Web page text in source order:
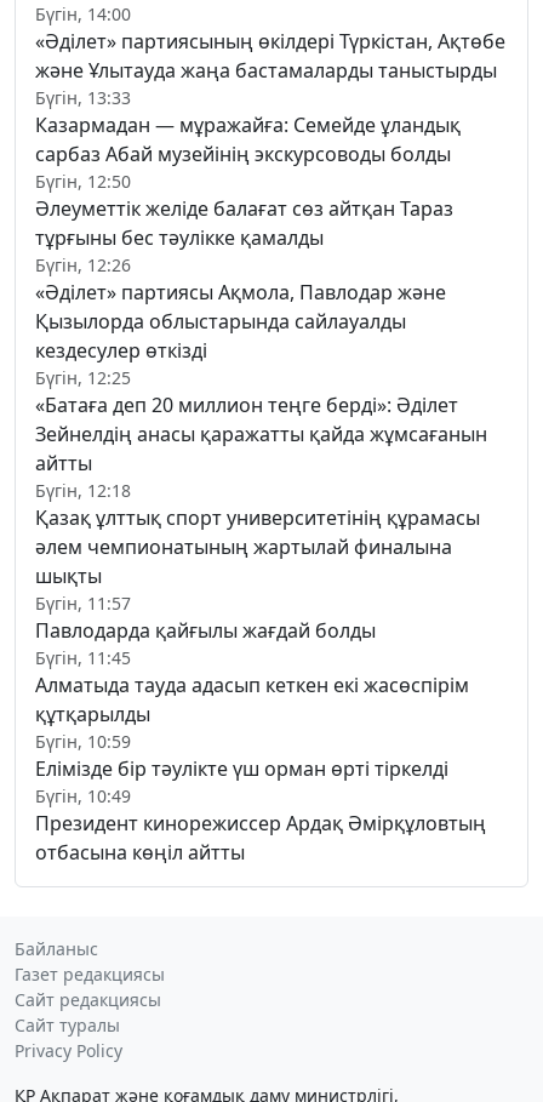
Бүгін, 14:00
«Әділет» партиясының өкілдері Түркістан, Ақтөбе
және Ұлытауда жаңа бастамаларды таныстырды
Бүгін, 13:33
Казармадан — мұражайға: Семейде ұландық
сарбаз Абай музейінің экскурсоводы болды
Бүгін, 12:50
Әлеуметтік желіде балағат сөз айтқан Тараз
тұрғыны бес тәулікке қамалды
Бүгін, 12:26
«Әділет» партиясы Ақмола, Павлодар және
Қызылорда облыстарында сайлауалды
кездесулер өткізді
Бүгін, 12:25
«Батаға деп 20 миллион теңге берді»: Әділет
Зейнелдің анасы қаражатты қайда жұмсағанын
айтты
Бүгін, 12:18
Қазақ ұлттық спорт университетінің құрамасы
әлем чемпионатының жартылай финалына
шықты
Бүгін, 11:57
Павлодарда қайғылы жағдай болды
Бүгін, 11:45
Алматыда тауда адасып кеткен екі жасөспірім
құтқарылды
Бүгін, 10:59
Елімізде бір тәулікте үш орман өрті тіркелді
Бүгін, 10:49
Президент кинорежиссер Ардақ Әмірқұловтың
отбасына көңіл айтты
Байланыс
Газет редакциясы
Сайт редакциясы
Сайт туралы
Privacy Policy
ҚР Ақпарат және қоғамдық даму министрлігі,